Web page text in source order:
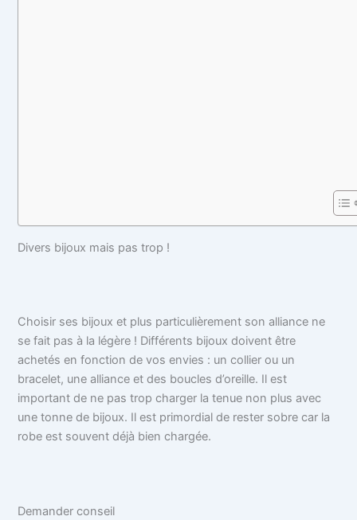
Divers bijoux mais pas trop !
Choisir ses bijoux et plus particulièrement son alliance ne
se fait pas à la légère ! Différents bijoux doivent être
achetés en fonction de vos envies : un collier ou un
bracelet, une alliance et des boucles d’oreille. Il est
important de ne pas trop charger la tenue non plus avec
une tonne de bijoux. Il est primordial de rester sobre car la
robe est souvent déjà bien chargée.
Demander conseil